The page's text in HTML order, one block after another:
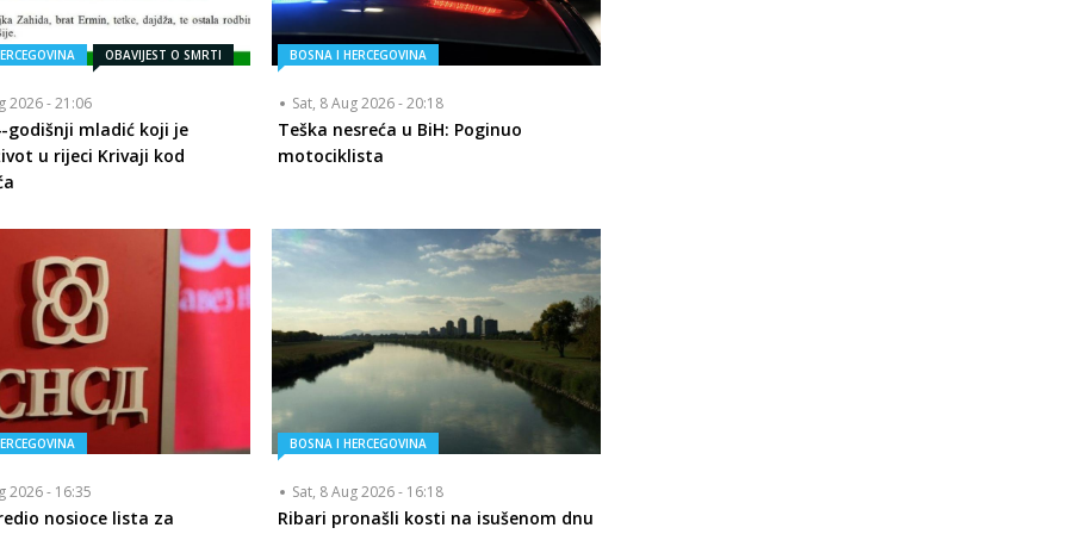
OBAVIJEST O SMRTI
2026 - 21:06
godišnji mladić koji je
u rijeci Krivaji kod
BOSNA I HERCEGOVINA
Sat, 8 Aug 2026 - 20:18
Teška nesreća u BiH: Poginuo
motociklista
2026 - 16:35
nosioce lista za
BOSNA I HERCEGOVINA
Sat, 8 Aug 2026 - 16:18
Ribari pronašli kosti na isušenom dnu